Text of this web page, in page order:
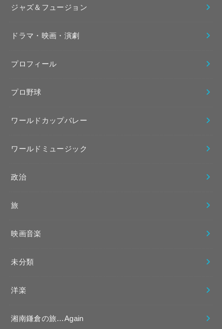
ジャズ＆フュージョン
ドラマ・映画・演劇
プロフィール
プロ野球
ワールドカップバレー
ワールドミュージック
政治
旅
映画音楽
未分類
洋楽
湘南鎌倉の旅…Again